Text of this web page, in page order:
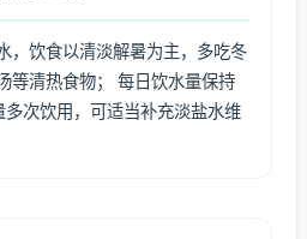
，饮食以清淡解暑为主，多吃冬
等清热食物； 每日饮水量保持
次饮用，可适当补充淡盐水维